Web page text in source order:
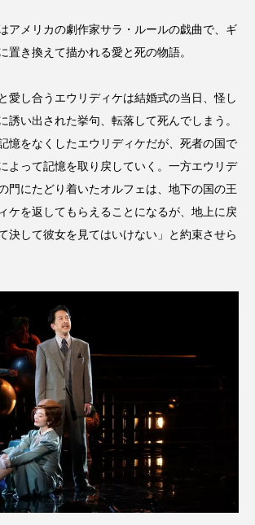
アメリカの劇作家サラ・ルールの戯曲で、ギ
置き換えて描かれる愛と死の物語。
愛し合うエウリディケは結婚式の当日、怪し
誘い出された挙句、転落して死んでしまう。
憶をなくしたエウリディケだが、死者の国で
よって記憶を取り戻していく。一方エウリデ
門にたどり着いたオルフェは、地下の国の王
ケを返してもらえることになるが、地上に戻
決して彼女を見てはいけない」と約束させら